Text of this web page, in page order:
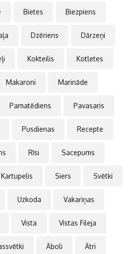
Bietes Biezpiens
Dzēriens Dārzeņi
Kokteilis Kotletes
Makaroni Marināde
Pamatēdiens Pavasaris
Pusdienas Recepte
Rīsi Sacepums
Siers Svētki
Uzkoda Vakariņas
Vista Vistas Fileja
Āboli Ātri